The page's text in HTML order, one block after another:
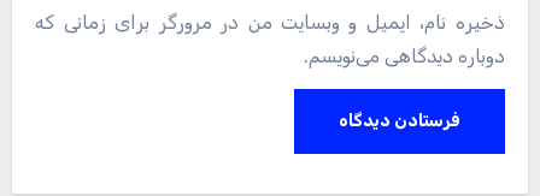
ذخیره نام، ایمیل و وبسایت من در مرورگر برای زمانی که
دوباره دیدگاهی می‌نویسم.